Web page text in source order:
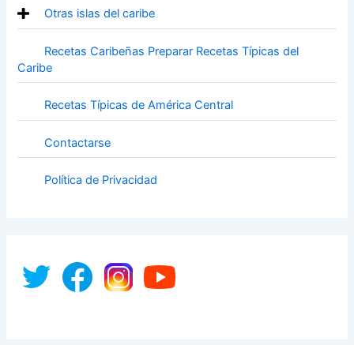
Otras islas del caribe
Recetas Caribeñas Preparar Recetas Típicas del
Caribe
Recetas Típicas de América Central
Contactarse
Política de Privacidad